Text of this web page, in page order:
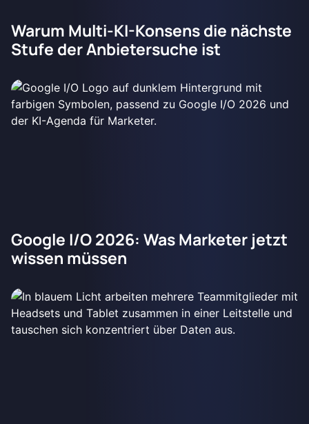
Warum Multi-KI-Konsens die nächste
Stufe der Anbietersuche ist
Google I/O 2026: Was Marketer jetzt
wissen müssen